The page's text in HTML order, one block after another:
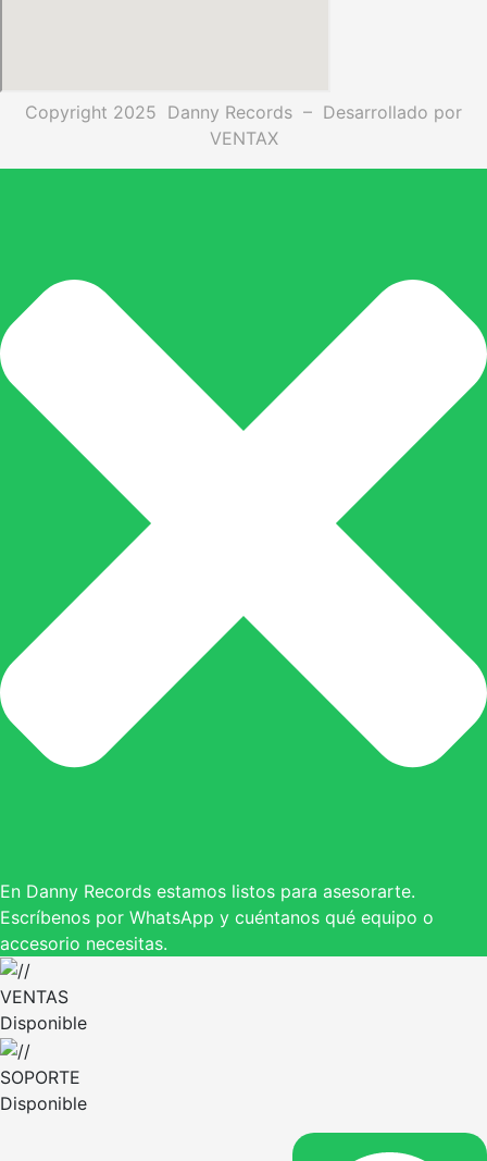
Copyright 2025 Danny Records – Desarrollado por
VENTAX
En Danny Records estamos listos para asesorarte.
Escríbenos por WhatsApp y cuéntanos qué equipo o
accesorio necesitas.
VENTAS
Disponible
SOPORTE
Disponible